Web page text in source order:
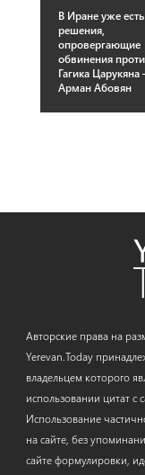
В Иране уже есть
решения,
опровергающие
обвинения
Гагика Царукяна
Арман Абовян
Авторские права на
Yerevan.Today
владельцем которого
использовании цитат с
Использование
на сайте, без
сайте формулировки,